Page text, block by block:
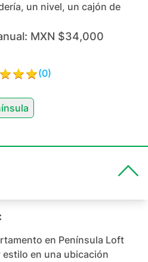
un nivel, un cajón de
MXN $34,000
(0)
en Península Loft
en una ubicación